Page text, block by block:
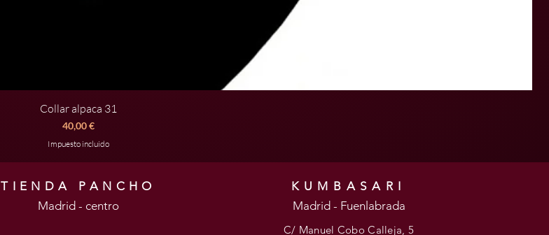
Vista rápida
Collar alpaca 31
Precio
40,00 €
Impuesto incluido
TIENDA PANCHO
Madrid - centro
KUMBASARI
Madrid - Fuenlabrada
C/ Manuel Cobo Calleja, 5